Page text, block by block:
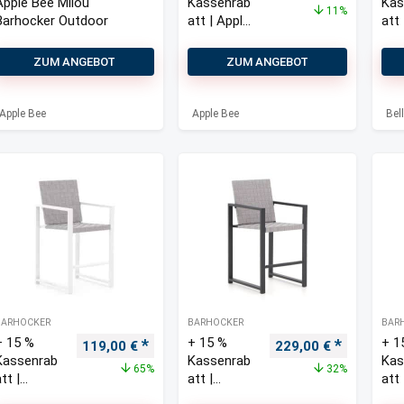
Outdoor
ZUM ANGEBOT
Apple Bee
att | Apple
Barhocker
Outdoor
11%
ZUM ANGEBOT
Apple Bee
att
15 %
|
Ursprünglicher Preis war: 339,00 €
119,00 € Aktueller Preis ist: 119,00 €.
65%
BARHOCKER
+ 15 %
Kassenrab
att |
Ursprünglicher
229,00 € Aktueller
32%
+
att